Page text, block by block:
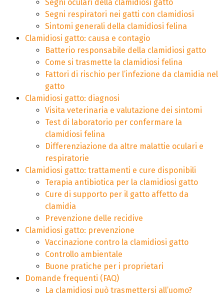
Segni oculari della clamidiosi gatto
Segni respiratori nei gatti con clamidiosi
Sintomi generali della clamidiosi felina
Clamidiosi gatto: causa e contagio
Batterio responsabile della clamidiosi gatto
Come si trasmette la clamidiosi felina
Fattori di rischio per l’infezione da clamidia nel
gatto
Clamidiosi gatto: diagnosi
Visita veterinaria e valutazione dei sintomi
Test di laboratorio per confermare la
clamidiosi felina
Differenziazione da altre malattie oculari e
respiratorie
Clamidiosi gatto: trattamenti e cure disponibili
Terapia antibiotica per la clamidiosi gatto
Cure di supporto per il gatto affetto da
clamidia
Prevenzione delle recidive
Clamidiosi gatto: prevenzione
Vaccinazione contro la clamidiosi gatto
Controllo ambientale
Buone pratiche per i proprietari
Domande frequenti (FAQ)
La clamidiosi può trasmettersi all’uomo?